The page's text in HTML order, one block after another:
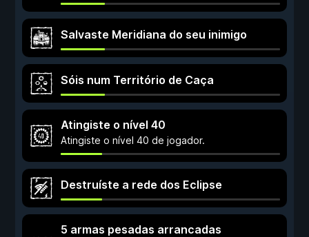
Salvaste Meridiana do seu inimigo
Sóis num Território de Caça
Atingiste o nível 40
Atingiste o nível 40 de jogador.
Destruíste a rede dos Eclipse
5 armas pesadas arrancadas